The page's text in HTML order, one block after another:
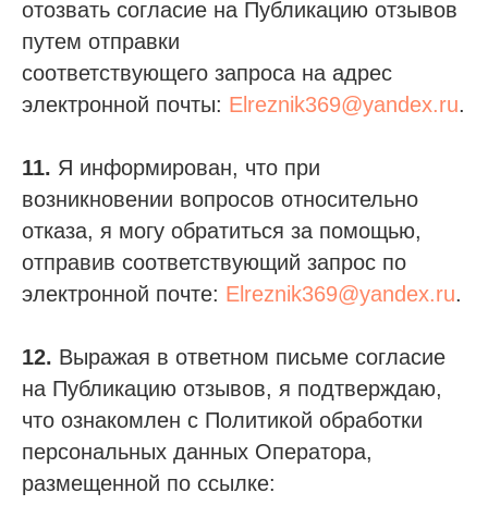
отозвать согласие на Публикацию отзывов
путем отправки
соответствующего запроса на адрес
электронной почты: Elreznik369@yandex.ru.
11. Я информирован, что при
возникновении вопросов относительно
отказа, я могу обратиться за помощью,
отправив соответствующий запрос по
электронной почте: Elreznik369@yandex.ru.
12. Выражая в ответном письме согласие
на Публикацию отзывов, я подтверждаю,
что ознакомлен с Политикой обработки
персональных данных Оператора,
размещенной по ссылке: